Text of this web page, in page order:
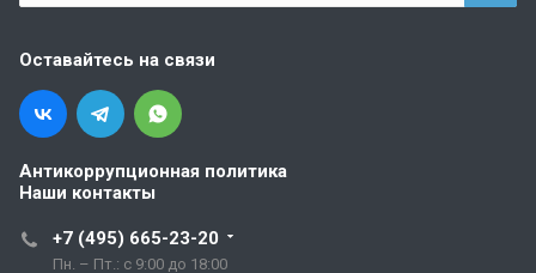
Оставайтесь на связи
Антикоррупционная политика
Наши контакты
+7 (495) 665-23-20
Пн. – Пт.: с 9:00 до 18:00